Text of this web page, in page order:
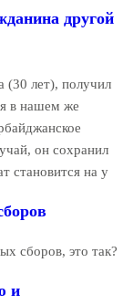
другой
(30 лет), получил
в нашем же
он сохранил
становится на у
сборов, это так?
и